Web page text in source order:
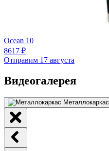
Ocean 10
8617 ₽
Отправим 17 августа
Видеогалерея
Металлокаркас